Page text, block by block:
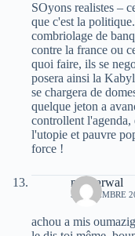
SOyons realistes –
que c'est la
combriolage de
contre la france ou
quoi faire, ils se
posera ainsi la
se chargera de
quelque jeton a
controllent
l'utopie et pauvre
force !
moh arwal
5 NOVEMBRE
achou a mis